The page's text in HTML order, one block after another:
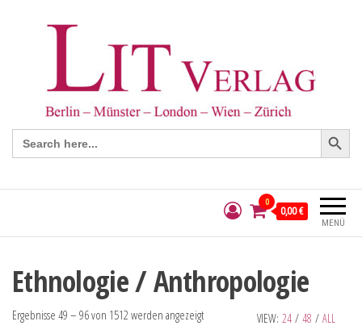
Search
for:
Search Button
MENÜ
0
0,00 €
Ethnologie / Anthropologie
VIEW: 24 / 48 / ALL
Ergebnisse 49 – 96 von 1512 werden angezeigt